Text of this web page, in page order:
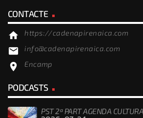
CONTACTE
home https://cadenapirenaica.com
email info@cadenapirenaica.com
location_on Encamp
PODCASTS
PST 2ª PART AGENDA